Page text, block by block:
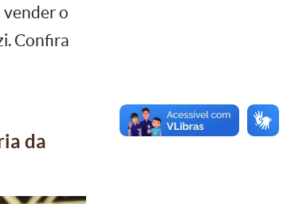
vender o
Confira
da